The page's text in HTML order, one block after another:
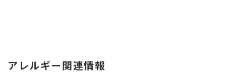
アレルギー関連情報